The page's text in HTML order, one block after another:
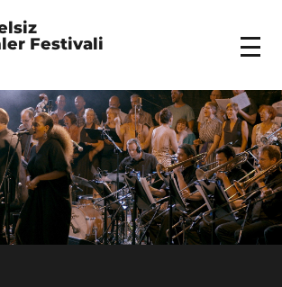
Festivali
Menu